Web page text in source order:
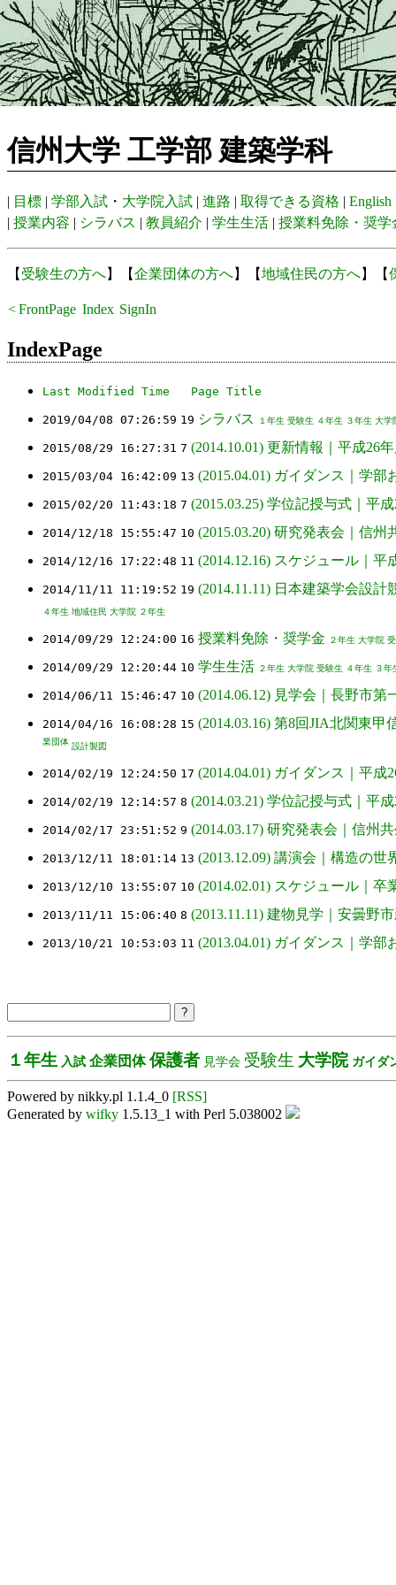
信州大学 工学部 建築学科
| 目標 | 学部入試 ・ 大学院入試 | 進路 | 取得できる資格 | English
| 授業内容 | シラバス | 教員紹介 | 学生生活 | 授業料免除・奨学
【 受験生の方へ】【企業団体の方へ】【地域住民の方へ】【
<FrontPage Index SignIn
IndexPage
Last Modified Time Page Title
2019/04/08 07:26:59 19 シラバス １年生 受験生 ４年生 ３年生 大学
2015/08/29 16:27:31 7 (2014.10.01) 更新情報｜平成26
2015/03/04 16:42:09 13 (2015.04.01) ガイダンス｜学部
2015/02/20 11:43:18 7 (2015.03.25) 学位記授与式｜平
2014/12/18 15:55:47 10 (2015.03.20) 研究発表会｜信
2014/12/16 17:22:48 11 (2014.12.16) スケジュール｜
2014/11/11 11:19:52 19 (2014.11.11) 日本建築学会設
４年生 地域住民 大学院 ２年生
2014/09/29 12:24:00 16 授業料免除・奨学金 ２年生 大学院
2014/09/29 12:20:44 10 学生生活 ２年生 大学院 受験生 ４年生 ３年
2014/06/11 15:46:47 10 (2014.06.12) 見学会｜長野市
2014/04/16 16:08:28 15 (2014.03.16) 第8回JIA北関東
業団体 設計製図
2014/02/19 12:24:50 17 (2014.04.01) ガイダンス｜平成
2014/02/19 12:14:57 8 (2014.03.21) 学位記授与式｜平
2014/02/17 23:51:52 9 (2014.03.17) 研究発表会｜信州
2013/12/11 18:01:14 13 (2013.12.09) 講演会｜構造の世
2013/12/10 13:55:07 10 (2014.02.01) スケジュール｜卒
2013/11/11 15:06:40 8 (2013.11.11) 建物見学｜安曇野
2013/10/21 10:53:03 11 (2013.04.01) ガイダンス｜学部
１年生 入試 企業団体 保護者 見学会 受験生 大学院 ガイダ
Powered by nikky.pl 1.1.4_0 [RSS]
Generated by wifky 1.5.13_1 with Perl 5.038002